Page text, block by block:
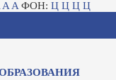
A A ФОН: Ц Ц Ц Ц